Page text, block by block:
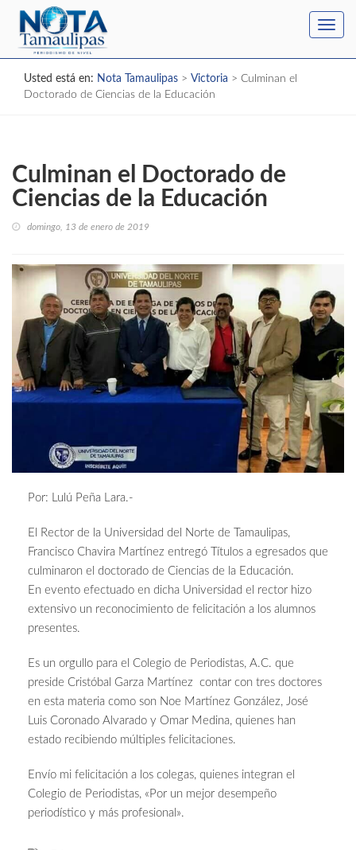
Usted está en: Nota Tamaulipas > Victoria > Culminan el
Doctorado de Ciencias de la Educación
Culminan el Doctorado de
Ciencias de la Educación
domingo, 13 de enero de 2019
Por: Lulú Peña Lara.-
El Rector de la Universidad del Norte de Tamaulipas,
Francisco Chavira Martínez entregó Títulos a egresados que
culminaron el doctorado de Ciencias de la Educación.
En evento efectuado en dicha Universidad el rector hizo
extensivo un reconocimiento de felicitación a los alumnos
presentes.
Es un orgullo para el Colegio de Periodistas, A.C. que
preside Cristóbal Garza Martínez contar con tres doctores
en esta materia como son Noe Martínez González, José
Luis Coronado Alvarado y Omar Medina, quienes han
estado recibiendo múltiples felicitaciones.
Envío mi felicitación a los colegas, quienes integran el
Colegio de Periodistas, «Por un mejor desempeño
periodístico y más profesional».